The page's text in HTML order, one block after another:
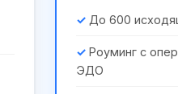
До 600
Роуминг с
ЭДО